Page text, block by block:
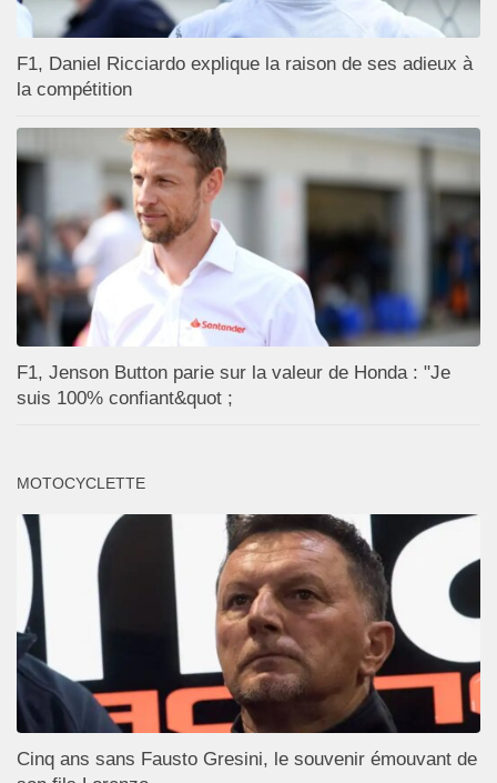
F1, Daniel Ricciardo explique la raison de ses adieux à
la compétition
F1, Jenson Button parie sur la valeur de Honda : "Je
suis 100% confiant&quot ;
MOTOCYCLETTE
Cinq ans sans Fausto Gresini, le souvenir émouvant de